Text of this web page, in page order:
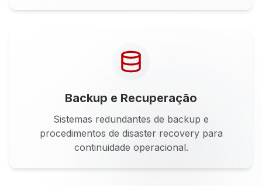
Backup e Recuperação
Sistemas redundantes de backup e
procedimentos de disaster recovery para
continuidade operacional.